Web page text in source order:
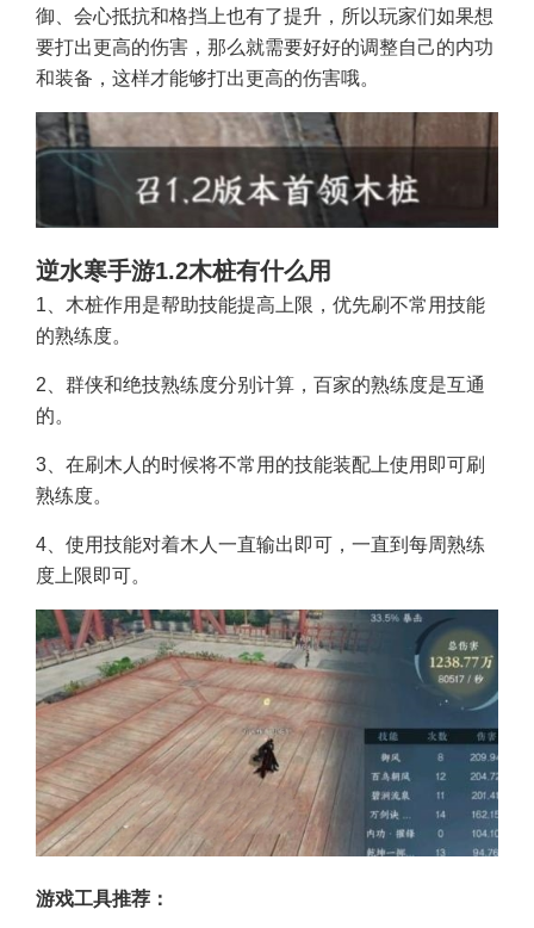
御、会心抵抗和格挡上也有了提升，所以玩家们如果想
要打出更高的伤害，那么就需要好好的调整自己的内功
和装备，这样才能够打出更高的伤害哦。
逆水寒手游1.2木桩有什么用
1、木桩作用是帮助技能提高上限，优先刷不常用技能
的熟练度。
2、群侠和绝技熟练度分别计算，百家的熟练度是互通
的。
3、在刷木人的时候将不常用的技能装配上使用即可刷
熟练度。
4、使用技能对着木人一直输出即可，一直到每周熟练
度上限即可。
游戏工具推荐：